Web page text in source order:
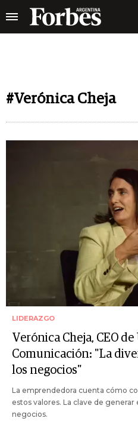
#Verónica Cheja
LIDERAZGO
Verónica Cheja, CEO
Comunicación: "La
los negocios"
La emprendedora cuenta cómo
estos valores. La clave de
negocios.